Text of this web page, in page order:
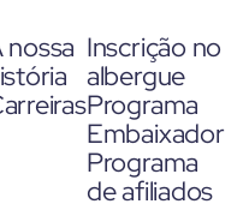
nossa Inscrição no
albergue
Programa
Embaixador
Programa
de afiliados